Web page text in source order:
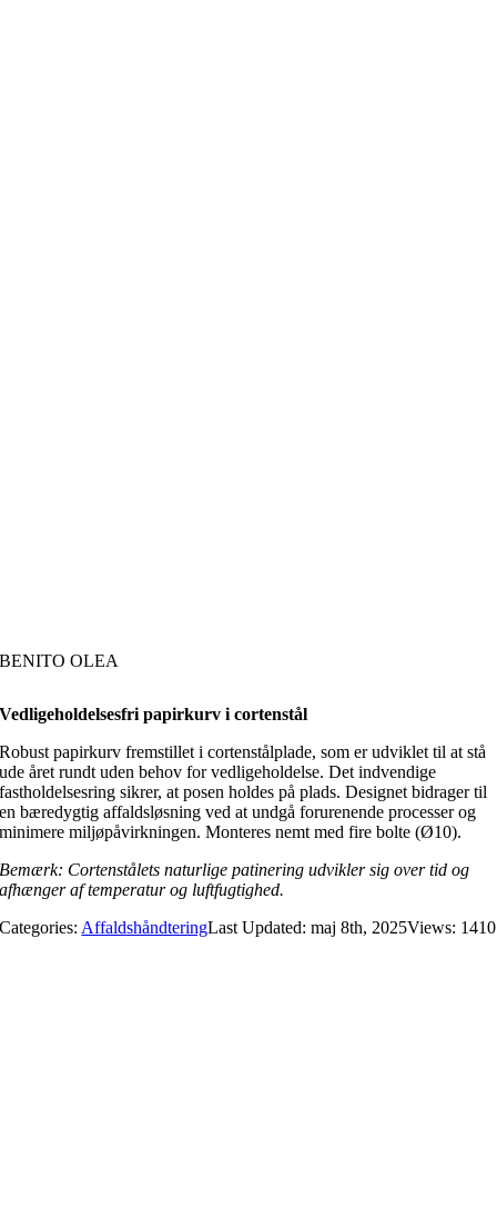
BENITO OLEA
Vedligeholdelsesfri papirkurv i cortenstål
Robust papirkurv fremstillet i cortenstålplade, som er udviklet til at stå
ude året rundt uden behov for vedligeholdelse. Det indvendige
fastholdelsesring sikrer, at posen holdes på plads. Designet bidrager til
en bæredygtig affaldsløsning ved at undgå forurenende processer og
minimere miljøpåvirkningen. Monteres nemt med fire bolte (Ø10).
Bemærk: Cortenstålets naturlige patinering udvikler sig over tid og
afhænger af temperatur og luftfugtighed.
Categories: AffaldshåndteringLast Updated: maj 8th, 2025Views: 1410